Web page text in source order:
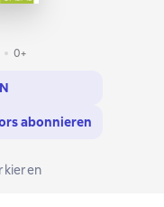
0+
abonnieren